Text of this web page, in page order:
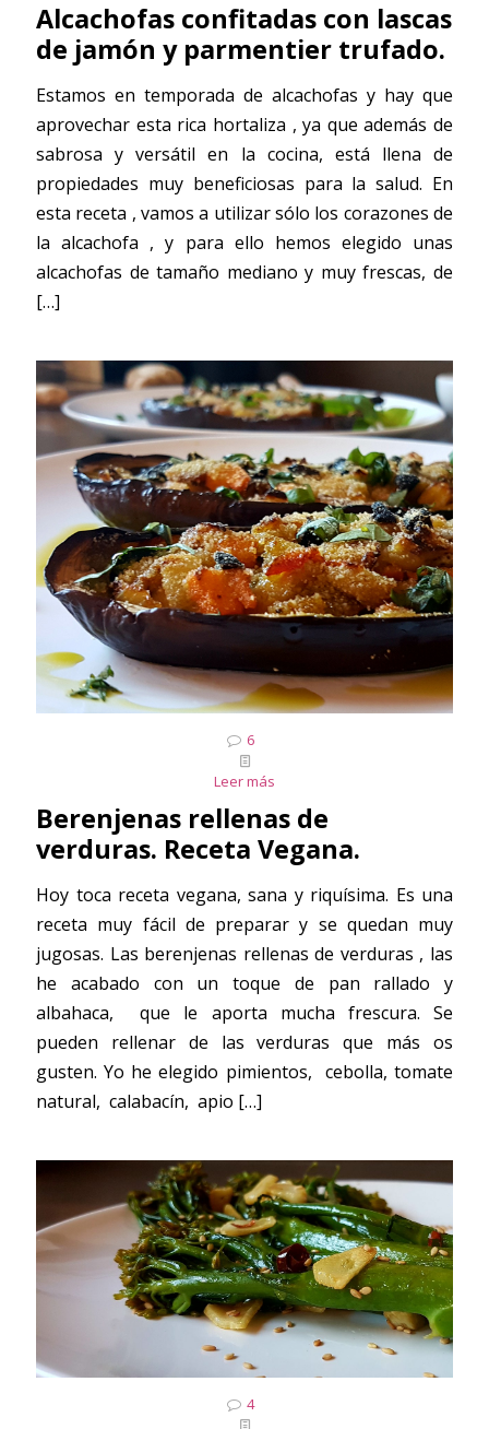
Alcachofas confitadas con lascas
de jamón y parmentier trufado.
Estamos en temporada de alcachofas y hay que
aprovechar esta rica hortaliza , ya que además de
sabrosa y versátil en la cocina, está llena de
propiedades muy beneficiosas para la salud. En
esta receta , vamos a utilizar sólo los corazones de
la alcachofa , y para ello hemos elegido unas
alcachofas de tamaño mediano y muy frescas, de
[…]
6
Leer más
Berenjenas rellenas de
verduras. Receta Vegana.
Hoy toca receta vegana, sana y riquísima. Es una
receta muy fácil de preparar y se quedan muy
jugosas. Las berenjenas rellenas de verduras , las
he acabado con un toque de pan rallado y
albahaca, que le aporta mucha frescura. Se
pueden rellenar de las verduras que más os
gusten. Yo he elegido pimientos, cebolla, tomate
natural, calabacín, apio […]
4